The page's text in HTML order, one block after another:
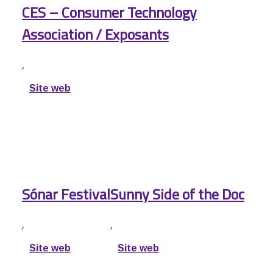
CES – Consumer Technology
Association / Exposants
,
Site web
Sónar Festival
,
Site web
Sunny Side of the Doc
,
Site web